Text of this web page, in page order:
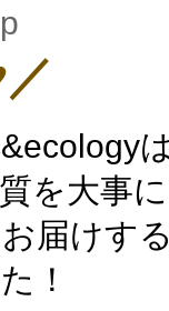
を大事
届けす
！